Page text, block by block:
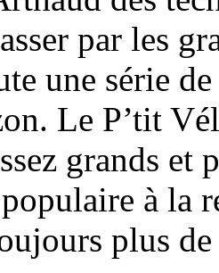
par les
une série
Le P’tit
grands
à la
plus de